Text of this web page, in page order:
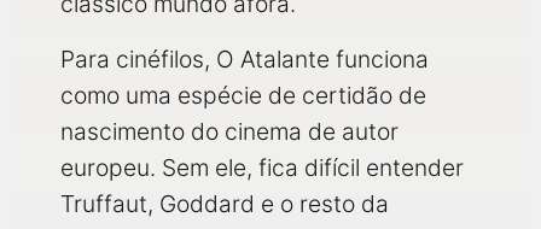
Para cinéfilos, O Atalante funciona
como uma espécie de certidão de
nascimento do cinema de autor
europeu. Sem ele, fica difícil entender
Truffaut, Goddard e o resto da